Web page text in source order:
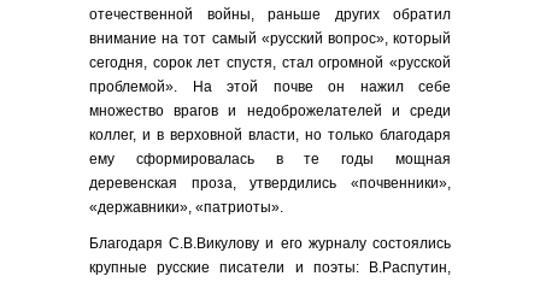
отечественной войны, раньше других обратил
внимание на тот самый «русский вопрос», который
сегодня, сорок лет спустя, стал огромной «русской
проблемой». На этой почве он нажил себе
множество врагов и недоброжелателей и среди
коллег, и в верховной власти, но только благодаря
ему сформировалась в те годы мощная
деревенская проза, утвердились «почвенники»,
«державники», «патриоты».
Благодаря С.В.Викулову и его журналу состоялись
крупные русские писатели и поэты: В.Распутин,